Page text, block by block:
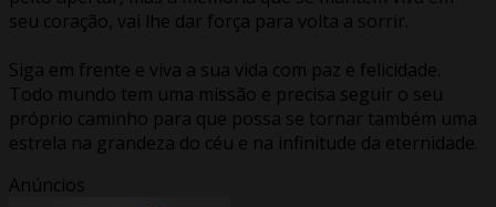
seu coração, vai lhe dar força para volta a sorrir.
Siga em frente e viva a sua vida com paz e felicidade.
Todo mundo tem uma missão e precisa seguir o seu
próprio caminho para que possa se tornar também uma
estrela na grandeza do céu e na infinitude da eternidade.
Anúncios